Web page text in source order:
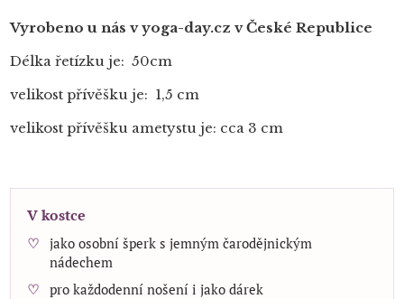
Vyrobeno u nás v yoga-day.cz v České Republice
Délka řetízku je: 50cm
velikost přívěšku je: 1,5 cm
velikost přívěšku ametystu je: cca 3 cm
V kostce
jako osobní šperk s jemným čarodějnickým
nádechem
pro každodenní nošení i jako dárek